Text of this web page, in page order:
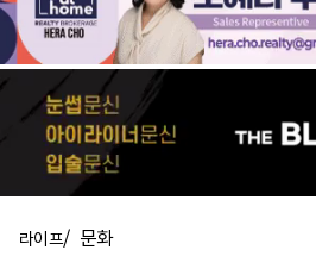
라이프/ 문화